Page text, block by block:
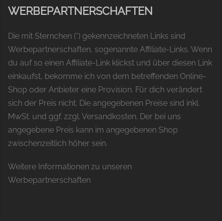
WERBEPARTNERSCHAFTEN
Die mit Sternchen (*) gekennzeichneten Links sind
Werbepartnerschaften, sogenannte Affiliate-Links. Wenn
du auf so einen Affiliate-Link klickst und über diesen Link
einkaufst, bekomme ich von dem betreffenden Online-
Shop oder Anbieter eine Provision. Für dich verändert
sich der Preis nicht. Die angegebenen Preise sind inkl.
MwSt. und ggf. zzgl. Versandkosten. Der bei uns
angegebene Preis kann im angegebenen Shop
zwischenzeitlich höher sein.
Weitere Informationen zu unseren
Werbepartnerschaften